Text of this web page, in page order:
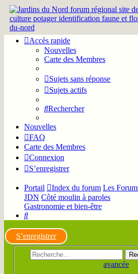
Accès rapide
Nouvelles
Carte des Membres
Sujets sans réponse
Sujets actifs
Rechercher
Nouvelles
FAQ
Carte des Membres
Connexion
S’enregistrer
Portail Index du forum Les
JDN Côté moulin à paroles
Gastronomie et bien-être
Rechercher
S’enregistrer
avancée